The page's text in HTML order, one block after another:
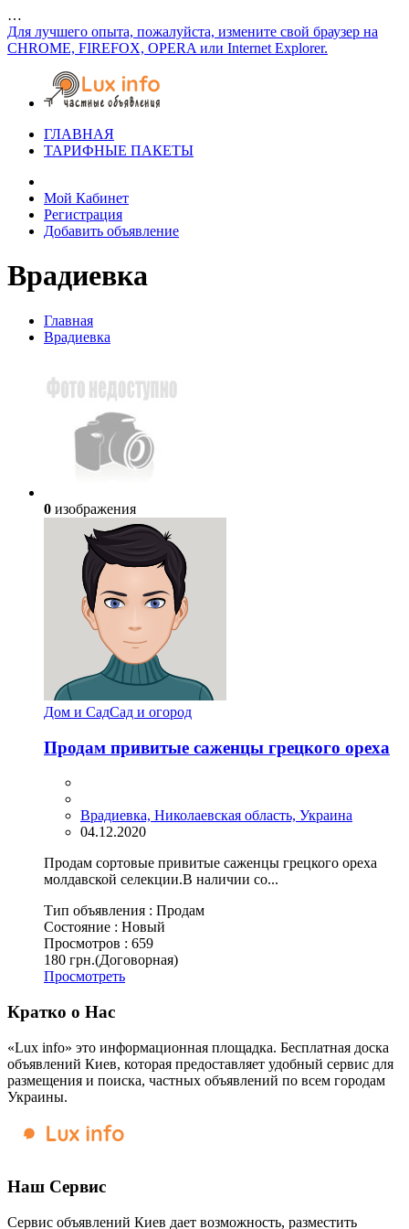
…
Для лучшего опыта, пожалуйста, измените свой браузер на
CHROME, FIREFOX, OPERA или Internet Explorer.
ГЛАВНАЯ
ТАРИФНЫЕ ПАКЕТЫ
Мой Кабинет
Регистрация
Добавить объявление
Врадиевка
Главная
Врадиевка
0 изображения
Дом и СадСад и огород
Продам привитые саженцы грецкого ореха
Врадиевка, Николаевская область, Украина
04.12.2020
Продам сортовые привитые саженцы грецкого ореха
молдавской селекции.В наличии со...
Тип объявления : Продам
Состояние : Новый
Просмотров : 659
180 грн.(Договорная)
Просмотреть
Кратко о Нас
«Lux info» это информационная площадка. Бесплатная доска
объявлений Киев, которая предоставляет удобный сервис для
размещения и поиска, частных объявлений по всем городам
Украины.
Наш Сервис
Сервис объявлений Киев дает возможность, разместить